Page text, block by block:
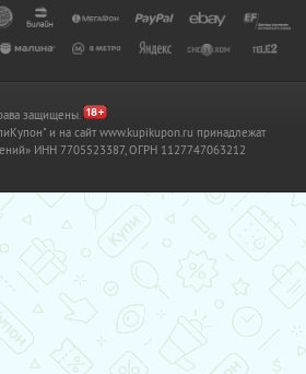
защищены.
и на сайт www.kupikupon.ru принадлежат
ИНН 7705523387, ОГРН 1127747063212